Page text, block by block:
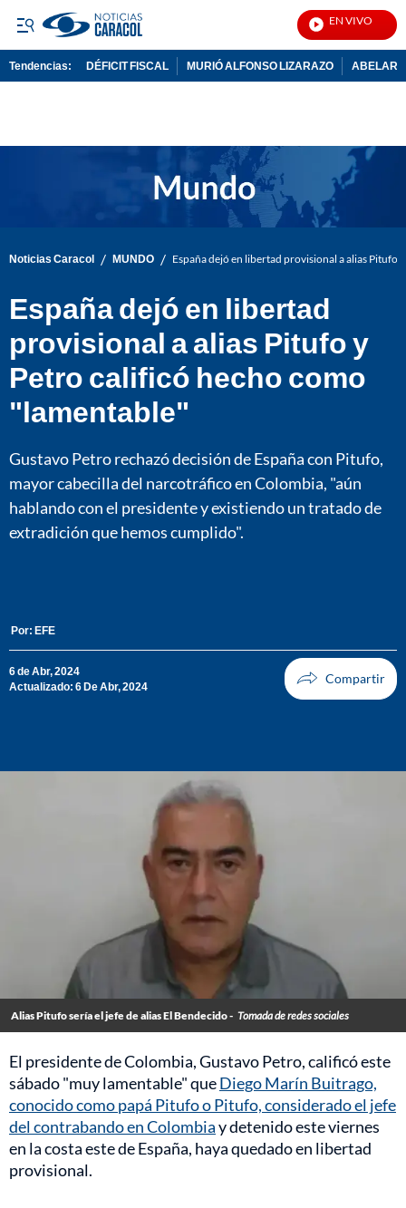
EN VIVO
Tendencias: DÉFICIT FISCAL MURIÓ ALFONSO LIZARAZO
Noticias Caracol / MUNDO / España dejó en libertad provisional a alias
España dejó en libertad
provisional a alias Pitufo y
Petro calificó hecho como
"lamentable"
Gustavo Petro rechazó decisión de España con Pitufo,
mayor cabecilla del narcotráfico en Colombia, "aún
hablando con el presidente y existiendo un tratado de
extradición que hemos cumplido".
Por: EFE
6 de Abr, 2024
Actualizado: 6 De Abr, 2024
Alias Pitufo sería el jefe de alias El Bendecido - Tomada de redes sociales
El presidente de Colombia, Gustavo Petro, calificó este
sábado "muy lamentable" queDiego Marín Buitrago,
conocido como papá Pitufo o Pitufo, considerado el jefe
del contrabando en Colombiay detenido este viernes
en la costa este de España, haya quedado en libertad
provisional.